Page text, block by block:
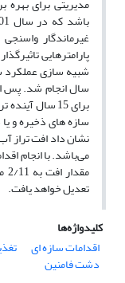
غیرماندگار
پارامترهایی
سال انجام شد. پس
برای 15 سال
سازه های ذخیره و
تعدیل خواهد یافت.
کلیدواژه‌ها
اقدامات سازه ای
دشت فامنین